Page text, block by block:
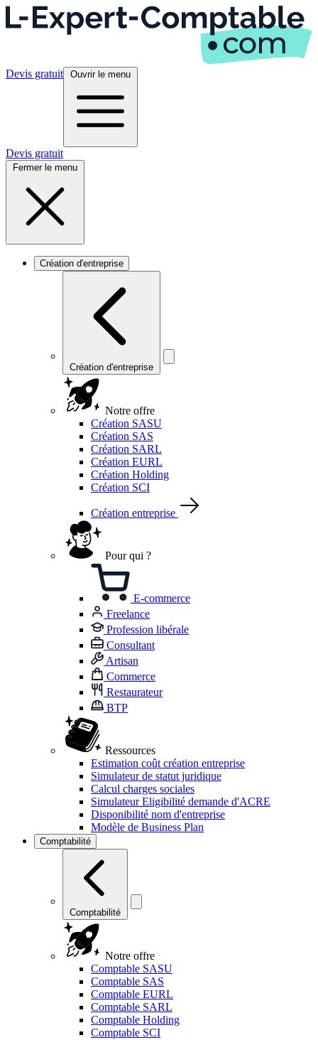
Devis gratuit Ouvrir le menu
Devis gratuit
Fermer le menu
Création d'entreprise
Création d'entreprise
Notre offre
Création SASU
Création SAS
Création SARL
Création EURL
Création Holding
Création SCI
Création entreprise
Pour qui ?
E-commerce
Freelance
Profession libérale
Consultant
Artisan
Commerce
Restaurateur
BTP
Ressources
Estimation coût création entreprise
Simulateur de statut juridique
Calcul charges sociales
Simulateur Eligibilité demande d'ACRE
Disponibilité nom d'entreprise
Modèle de Business Plan
Comptabilité
Comptabilité
Notre offre
Comptable SASU
Comptable SAS
Comptable EURL
Comptable SARL
Comptable Holding
Comptable SCI